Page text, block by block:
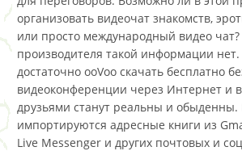
организовать видеочат знакомств,
или просто международный видео чат?
производителя такой информации
достаточно ooVoo скачать бесплатно
видеоконференции через Интернет и
друзьями станут реальны и
импортируются адресные книги из
Live Messenger и других почтовых и